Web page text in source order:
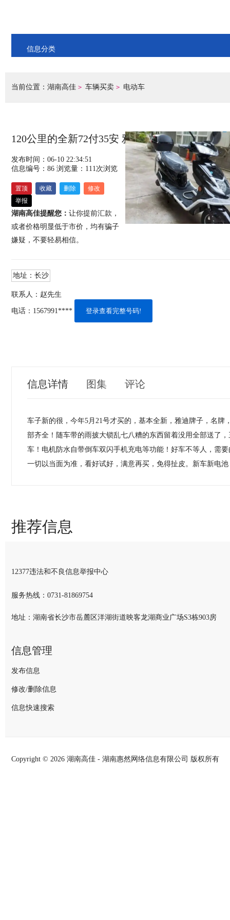
信息分类
当前位置： 湖南高佳 > 车辆买卖 > 电动车
120公里的全新72付35安 雅迪电动车
发布时间：06-10 22:34:51
信息编号：86 浏览量： 111次浏览
置顶 收藏 删除
修改
举报
湖南高佳提醒您： 让你提前汇款，
或者价格明显低于市价，均有骗子
嫌疑，不要轻易相信。
地址： 长沙
联系人： 赵先生
电话： 1567991**** 登录查看完整号码!
信息详情 图集 评论
车子新的很，今年5月21号才买的，基本全新，雅迪牌​‌‌子，名牌
部齐全！随车带的雨披大锁乱七八糟的东西留着没用全部送了
车！电机防水自带倒车双闪手机充电等功能！好车不等人，需
一切以当面为准，看好试好，满意再买，免得扯皮。新车新电
推荐信息
12377违法和不良信息举报中心
服务热线： 0731-81869754
地址：湖南省长沙市岳麓区洋湖街道映客龙湖商业广场S3栋903房
信息管理
发布信息
修改/删除信息
信息快速搜索
Copyright © 2026 湖南高佳 - 湖南惠然网络信息有限公司 版权所有